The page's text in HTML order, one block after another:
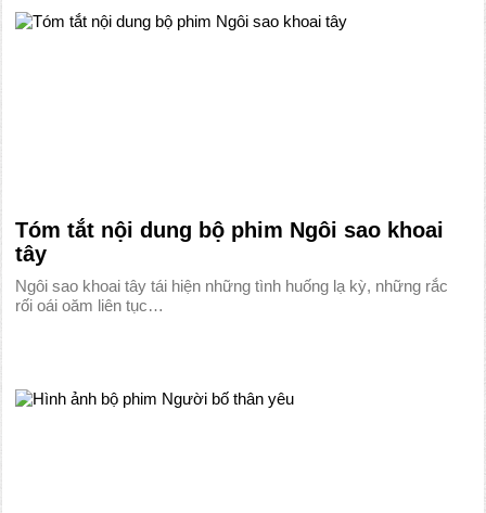
Tóm tắt nội dung bộ phim Ngôi sao khoai
tây
Ngôi sao khoai tây tái hiện những tình huống lạ kỳ, những rắc
rối oái oăm liên tục…